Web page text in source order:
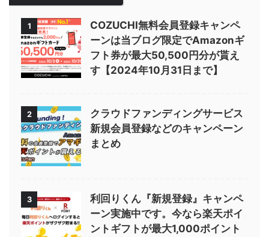
1
COZUCHI無料会員登録キャンペ
ーンは当ブログ限定でAmazonギ
フト券が最大50,500円分が貰え
す【2024年10月31日まで】
2
クラウドファンディングサービス
新規会員登録などのキャンペーン
まとめ
3
利回りくん『新規登録』キャンペ
ーン実施中です。今なら楽天ポイ
ントギフトが最大1,000ポイント